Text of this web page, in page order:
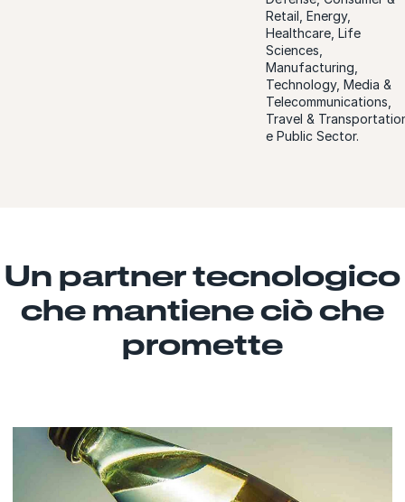
Retail, Energy,
Healthcare, Life
Sciences,
Manufacturing,
Technology, Media &
Telecommunications,
Travel &
e Public Sector.
Un partner tecnologico
che mantiene ciò che
promette